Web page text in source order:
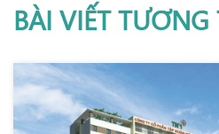
BÀI VIẾT TƯƠNG